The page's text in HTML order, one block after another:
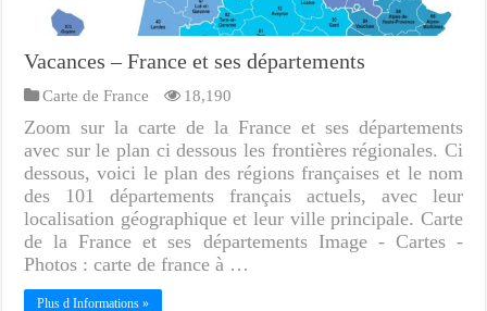
Vacances – France et ses départements
Carte de France 18,190
Zoom sur la carte de la France et ses départements
avec sur le plan ci dessous les frontières régionales. Ci
dessous, voici le plan des régions françaises et le nom
des 101 départements français actuels, avec leur
localisation géographique et leur ville principale. Carte
de la France et ses départements Image - Cartes -
Photos : carte de france à …
Plus d Informations »